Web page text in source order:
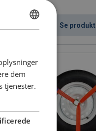
Se produkt
dem
tjenester.